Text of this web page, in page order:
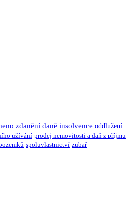
zdanění daně insolvence oddlužení
užívání prodej nemovitosti a daň z příjmu
spoluvlastnictví zubař